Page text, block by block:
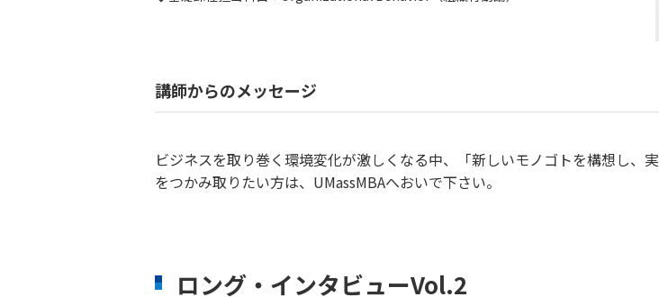
講師からのメッセージ
ビジネスを取り巻く環境変化が激しくなる中、「新しいモノゴトを構想し、
をつかみ取りたい方は、UMassMBAへおいで下さい。
ロング・インタビューVol.2